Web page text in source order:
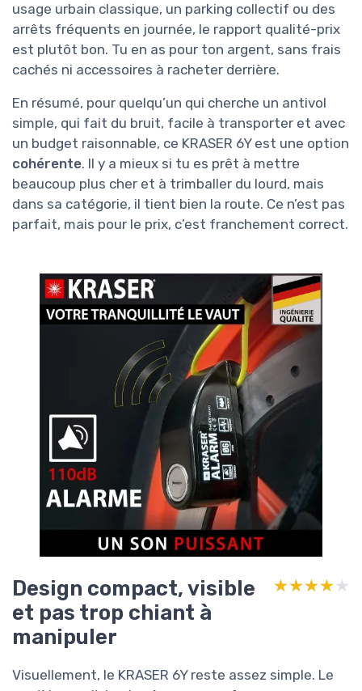
usage urbain classique, un parking collectif ou des
arrêts fréquents en journée, le rapport qualité-prix
est plutôt bon. Tu en as pour ton argent, sans frais
cachés ni accessoires à racheter derrière.
En résumé, pour quelqu’un qui cherche un antivol
simple, qui fait du bruit, facile à transporter et avec
un budget raisonnable, ce KRASER 6Y est une option
cohérente. Il y a mieux si tu es prêt à mettre
beaucoup plus cher et à trimballer du lourd, mais
dans sa catégorie, il tient bien la route. Ce n’est pas
parfait, mais pour le prix, c’est franchement correct.
Design compact, visible
et pas trop chiant à
manipuler
★★★★★
★★★★★
Visuellement, le KRASER 6Y reste assez simple. Le